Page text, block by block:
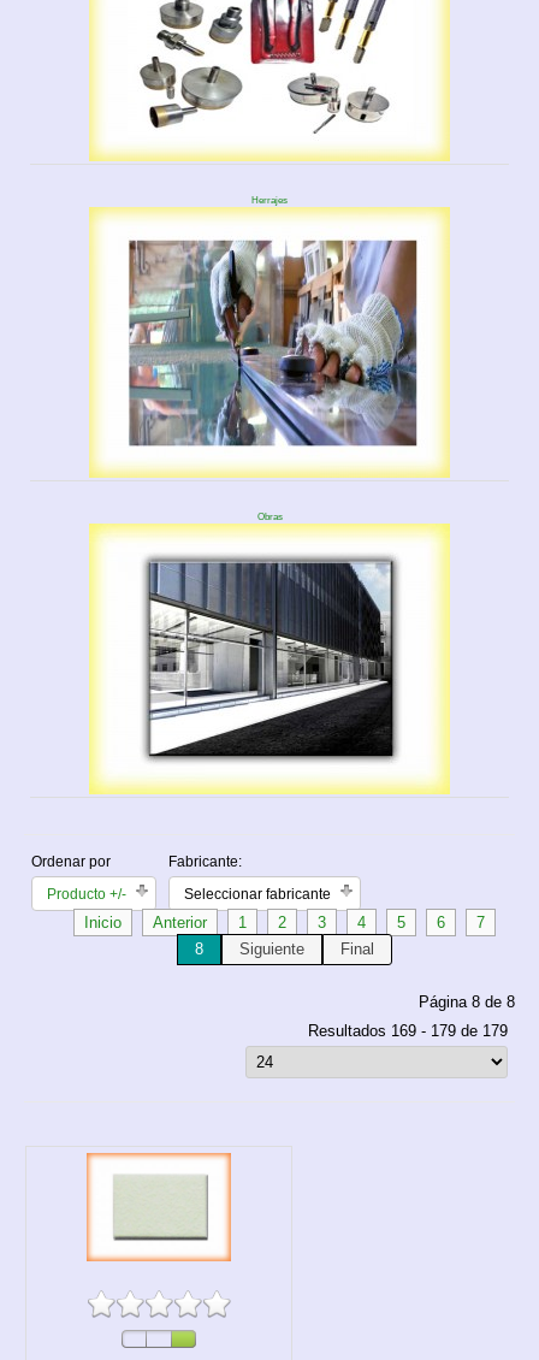
Herrajes
Obras
Ordenar por
Producto +/-
Fabricante:
Seleccionar fabricante
Inicio Anterior 1 2 3 4 5 6
7
8
Siguiente Final
Página 8 de 8
Resultados 169 - 179 de 179